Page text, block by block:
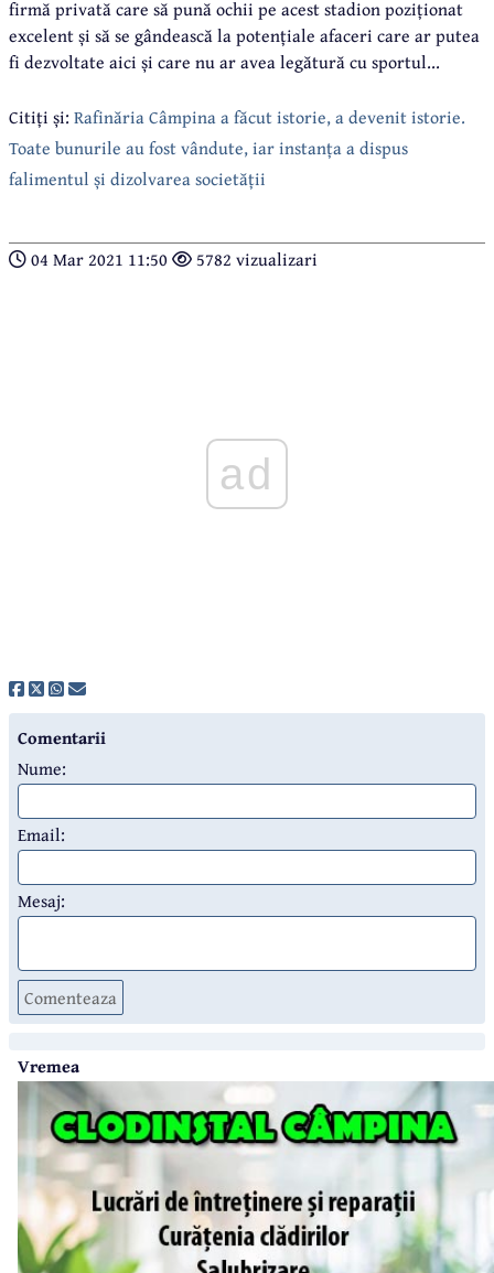
firmă privată care să pună ochii pe acest stadion poziționat
excelent și să se gândească la potențiale afaceri care ar putea
fi dezvoltate aici și care nu ar avea legătură cu sportul...
Citiți și: Rafinăria Câmpina a făcut istorie, a devenit istorie.
Toate bunurile au fost vândute, iar instanța a dispus
falimentul și dizolvarea societății
04 Mar 2021 11:50 5782 vizualizari
ad
Comentarii
Nume:
Email:
Mesaj:
Comenteaza
Vremea